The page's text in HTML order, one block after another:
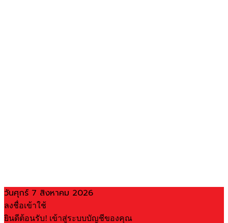
วันศุกร์ 7 สิงหาคม 2026
ลงชื่อเข้าใช้
ยินดีต้อนรับ! เข้าสู่ระบบบัญชีของคุณ